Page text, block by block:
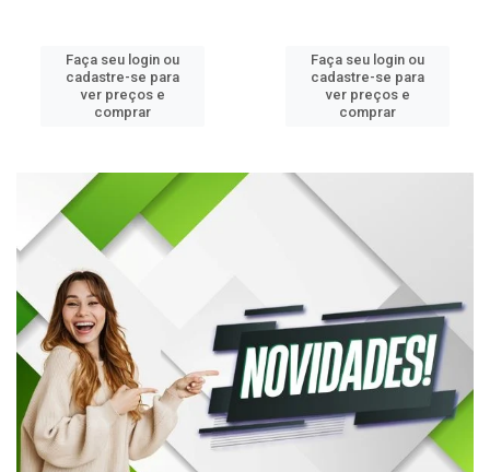
Faça seu login ou
cadastre-se para
ver preços e
comprar
Faça seu login ou
cadastre-se para
ver preços e
comprar